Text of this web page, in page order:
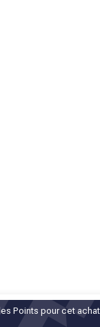
Points pour cet achat